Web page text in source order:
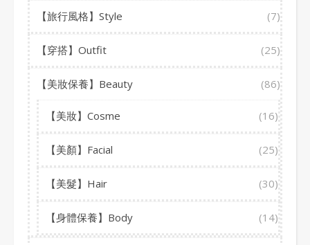
【旅行風格】Style (7)
【穿搭】Outfit (25)
【美妝保養】Beauty (86)
【美妝】Cosme (16)
【美顏】Facial (25)
【美髮】Hair (30)
【身體保養】Body (14)